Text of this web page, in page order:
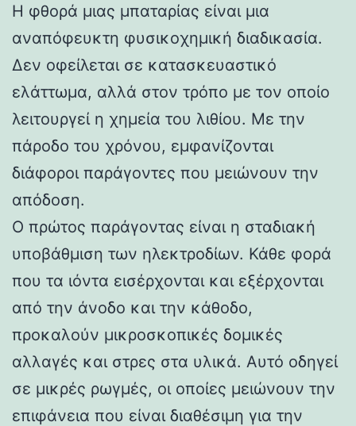
Η φθορά μιας μπαταρίας είναι μια
αναπόφευκτη φυσικοχημική διαδικασία.
Δεν οφείλεται σε κατασκευαστικό
ελάττωμα, αλλά στον τρόπο με τον οποίο
λειτουργεί η χημεία του λιθίου. Με την
πάροδο του χρόνου, εμφανίζονται
διάφοροι παράγοντες που μειώνουν την
απόδοση.
Ο πρώτος παράγοντας είναι η σταδιακή
υποβάθμιση των ηλεκτροδίων. Κάθε φορά
που τα ιόντα εισέρχονται και εξέρχονται
από την άνοδο και την κάθοδο,
προκαλούν μικροσκοπικές δομικές
αλλαγές και στρες στα υλικά. Αυτό οδηγεί
σε μικρές ρωγμές, οι οποίες μειώνουν την
επιφάνεια που είναι διαθέσιμη για την